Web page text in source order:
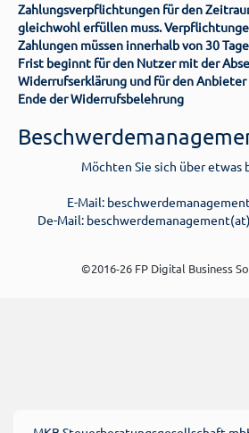
Zahlungsverpflichtungen für den
gleichwohl erfüllen muss.
Zahlungen müssen innerhalb von 30
Frist beginnt für den Nutzer mit der
Widerrufserklärung und für den
Ende der Widerrufsbelehrung
Möchten Sie sich über etwas
E-Mail:
De-Mail:
©2016-26 FP Digital Business